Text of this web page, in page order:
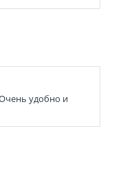
удобно и